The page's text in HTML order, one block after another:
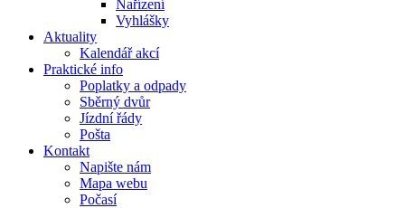
Nařízení
Vyhlášky
Aktuality
Kalendář akcí
Praktické info
Poplatky a odpady
Sběrný dvůr
Jízdní řády
Pošta
Kontakt
Napište nám
Mapa webu
Počasí